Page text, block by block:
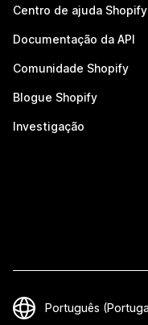
Centro de ajuda Shopify
Documentação da API
Comunidade Shopify
Blogue Shopify
Investigação